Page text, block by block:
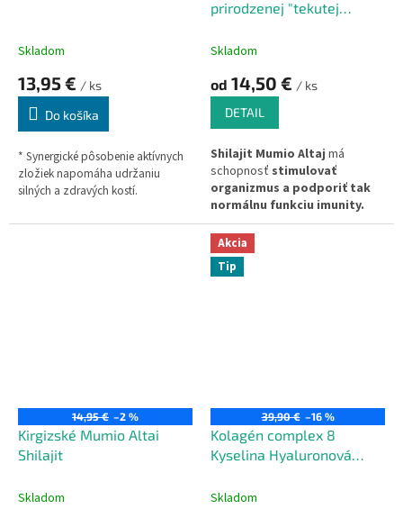
Skladom
13,95 € / ks
Do košíka
* Synergické pôsobenie aktívnych
zložiek napomáha udržaniu
silných a zdravých kostí.
prirodzenej "tekutej
Skladom
od 14,50 € / ks
DETAIL
Shilajit Mumio Altaj má
schopnosť stimulovať
organizmus a podporiť tak
normálnu funkciu imunity.
Teraz na trhu v "tekutej"
podobe (husté ako smola).
14,95 € –2 %
Kirgizské Mumio Altai
Shilajit
Skladom
Akcia
Tip
39,90 € –16 %
Kolagén complex 8
Kyselina Hyaluronová
Skladom